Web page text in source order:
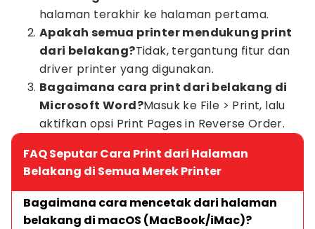
halaman terakhir ke halaman pertama.
Apakah semua printer mendukung print
dari belakang?Tidak, tergantung fitur dan
driver printer yang digunakan.
Bagaimana cara print dari belakang di
Microsoft Word?Masuk ke File > Print, lalu
aktifkan opsi Print Pages in Reverse Order.
FAQ Seputar Cara Print dari Halaman
Belakang di Semua Merek Printer
Bagaimana cara mencetak dari halaman
belakang di macOS (MacBook/iMac)?